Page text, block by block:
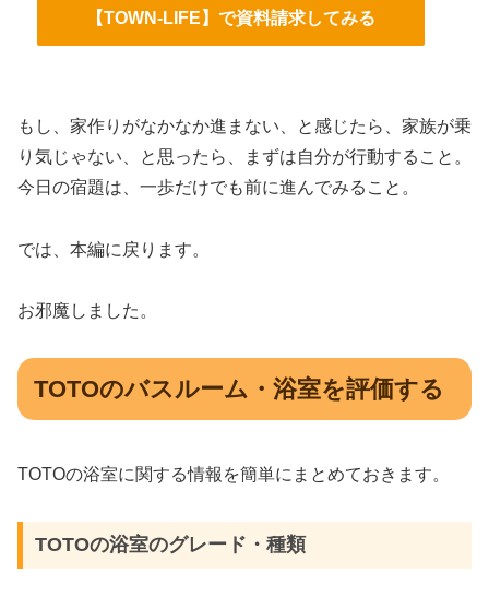
【TOWN-LIFE】で資料請求してみる
もし、家作りがなかなか進まない、と感じたら、家族が乗
り気じゃない、と思ったら、まずは自分が行動すること。
今日の宿題は、一歩だけでも前に進んでみること。
では、本編に戻ります。
お邪魔しました。
TOTOのバスルーム・浴室を評価する
TOTOの浴室に関する情報を簡単にまとめておきます。
TOTOの浴室のグレード・種類